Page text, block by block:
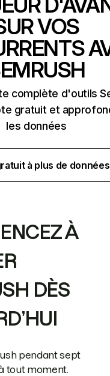
VOS
complète d'outils
gratuit et
les données
à plus de données
À
DÈS
pendant sept
tout moment.